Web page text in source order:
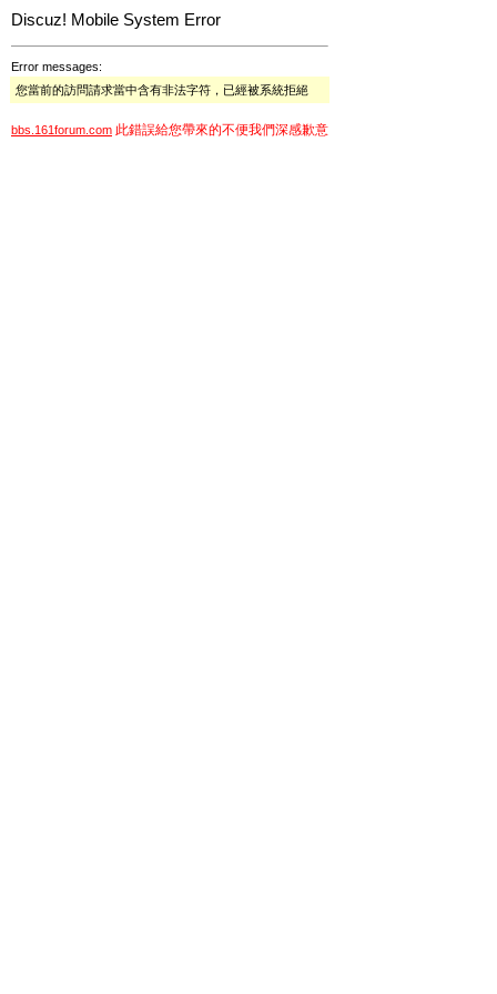
Discuz! Mobile System Error
Error messages:
您當前的訪問請求當中含有非法字符，已經被系統拒絕
bbs.161forum.com 此錯誤給您帶來的不便我們深感歉意